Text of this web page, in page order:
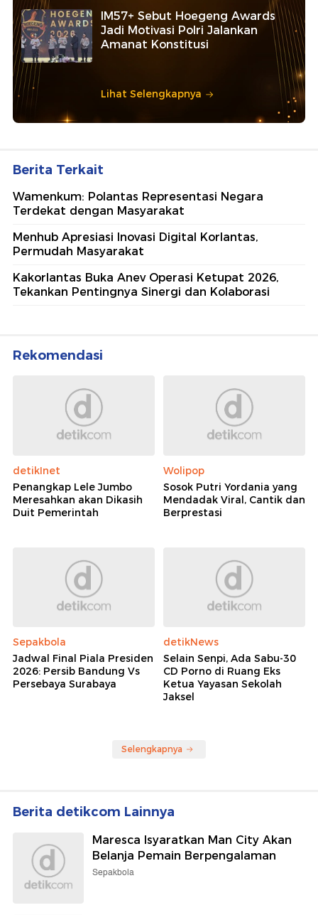
IM57+ Sebut Hoegeng Awards
Jadi Motivasi Polri Jalankan
Amanat Konstitusi
Lihat Selengkapnya
Berita Terkait
Wamenkum: Polantas Representasi Negara
Terdekat dengan Masyarakat
Menhub Apresiasi Inovasi Digital Korlantas,
Permudah Masyarakat
Kakorlantas Buka Anev Operasi Ketupat 2026,
Tekankan Pentingnya Sinergi dan Kolaborasi
Rekomendasi
detikInet
Penangkap Lele Jumbo
Meresahkan akan Dikasih
Duit Pemerintah
Wolipop
Sosok Putri Yordania yang
Mendadak Viral, Cantik dan
Berprestasi
Sepakbola
Jadwal Final Piala Presiden
2026: Persib Bandung Vs
Persebaya Surabaya
detikNews
Selain Senpi, Ada Sabu-30
CD Porno di Ruang Eks
Ketua Yayasan Sekolah
Jaksel
Selengkapnya
Berita detikcom Lainnya
Maresca Isyaratkan Man City Akan
Belanja Pemain Berpengalaman
Sepakbola